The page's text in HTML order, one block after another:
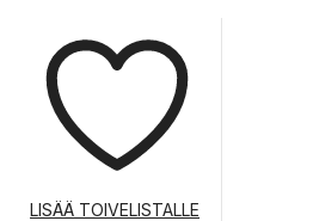
LISÄÄ TOIVELISTALLE